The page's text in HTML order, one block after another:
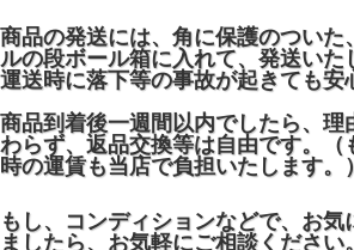
商品の発送には、角に保護のついた
ルの段ボール箱に入れて、発送いた
運送時に落下等の事故が起きても安
商品到着後一週間以内でしたら、理
わらず、返品交換等は自由です。（
時の運賃も当店で負担いたします。）
もし、コンディションなどで、お気
ましたら、お気軽にご相談ください。